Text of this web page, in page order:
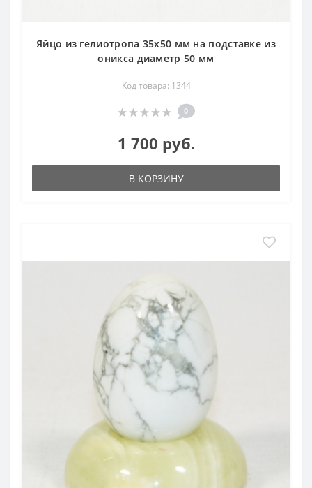
Яйцо из гелиотропа 35х50 мм на подставке из
оникса диаметр 50 мм
Код товара: 1344
0
1 700 руб.
В КОРЗИНУ